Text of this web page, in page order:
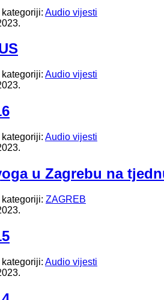
Audio vijesti
Audio vijesti
Audio vijesti
u Zagrebu na
ZAGREB
Audio vijesti